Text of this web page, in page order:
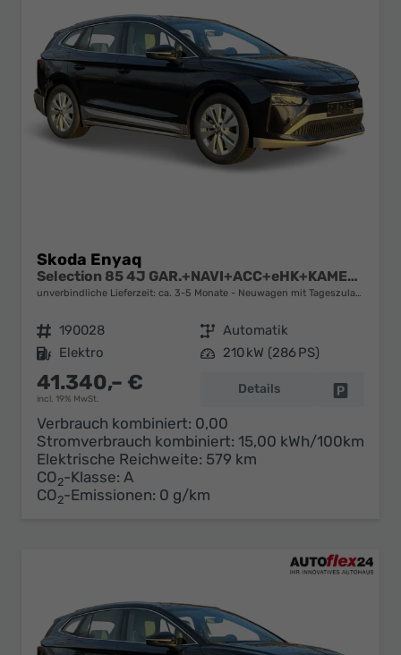
Skoda Enyaq
Selection 85 4J GAR.+NAVI+ACC+eHK+KAMERA+SHZ+19" ALU+KESSY+LED+KLIMA
unverbindliche Lieferzeit: ca. 3-5 Monate Neuwagen mit Tageszulassung
Fahrzeugnr. 190028 Getriebe Automatik
Kraftstoff Elektro Leistung 210 kW (286 PS)
41.340,– €
incl. 19% MwSt.
Details
Verbrauch kombiniert: 0,00
Stromverbrauch kombiniert: 15,00 kWh/100km
Elektrische Reichweite: 579 km
CO2-Klasse: A
CO2-Emissionen: 0 g/km